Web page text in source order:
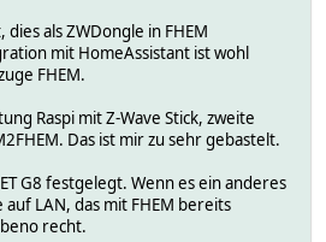
als ZWDongle in FHEM
mit HomeAssistant ist wohl
FHEM.
Raspi mit Z-Wave Stick, zweite
Das ist mir zu sehr gebastelt.
G8 festgelegt. Wenn es ein anderes
LAN, das mit FHEM bereits
recht.